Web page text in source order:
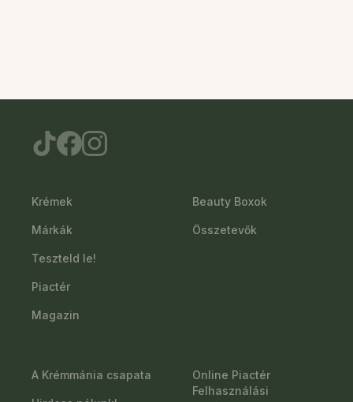
Krémek
Márkák
Teszteld le!
Piactér
Magazin
Beauty Boxok
Összetevők
A Krémmánia csapata
Online Piactér
Felhasználási